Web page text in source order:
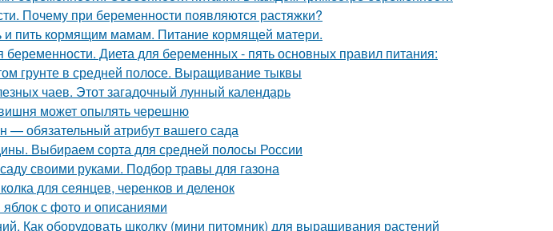
Почему при беременности появляются растяжки?
и пить кормящим мамам. Питание кормящей матери.
Диета для беременных - пять основных правил питания:
грунте в средней полосе. Выращивание тыквы
чаев. Этот загадочный лунный календарь
может опылять черешню
— обязательный атрибут вашего сада
Выбираем сорта для средней полосы России
своими руками. Подбор травы для газона
для сеянцев, черенков и деленок
яблок с фото и описаниями
Как оборудовать школку (мини питомник) для выращивания растений